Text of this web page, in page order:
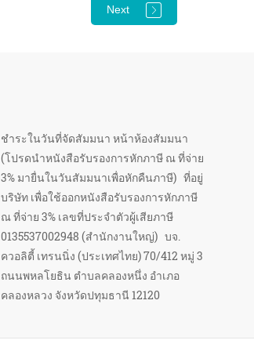
Next
ชำระในวันที่จัดสัมมนา หน้าห้องสัมมนา
(โปรดนำหนังสือรับรองการหักภาษี ณ ที่จ่าย
3% มายื่นในวันสัมมนาเพื่อหักคืนภาษี) ที่อยู่
บริษัท เพื่อใช้ออกหนังสือรับรองการหักภาษี
ณ ที่จ่าย 3% เลขที่ประจำตัวผู้เสียภาษี
0135537002948 (สำนักงานใหญ่) บจ.
ควอลิตี้ เทรนนิ่ง (ประเทศไทย) 70/412 หมู่ 3
ถนนพหลโยธิน ตำบลคลองหนึ่ง อำเภอ
คลองหลวง จังหวัดปทุมธานี 12120